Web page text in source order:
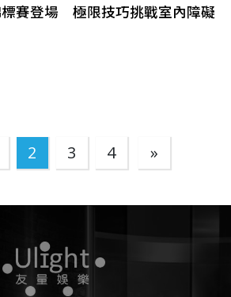
賽登場 極限技巧挑戰室內障礙
2 3 4 »